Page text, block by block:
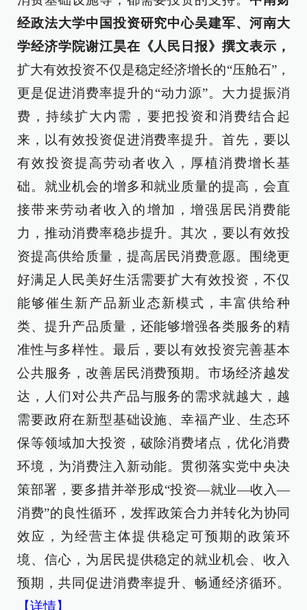
经政法大学中国投资研究中心吴建军、河南大
学经济学院谢江昊在《人民日报》撰文表示，
扩大有效投资不仅是稳定经济增长的“压舱石”，
更是促进消费率提升的“动力源”。大力提振消
费，持续扩大内需，要把投资和消费结合起
来，以有效投资促进消费率提升。首先，要以
有效投资提高劳动者收入，厚植消费增长基
础。就业机会的增多和就业质量的提高，会直
接带来劳动者收入的增加，增强居民消费能
力，推动消费率稳步提升。其次，要以有效投
资提高供给质量，提高居民消费意愿。围绕更
好满足人民美好生活需要扩大有效投资，不仅
能够催生新产品新业态新模式，丰富供给种
类、提升产品质量，还能够增强各类服务的精
准性与多样性。最后，要以有效投资完善基本
公共服务，改善居民消费预期。市场经济越发
达，人们对公共产品与服务的需求就越大，越
需要政府在新型基础设施、幸福产业、生态环
保等领域加大投资，破除消费堵点，优化消费
环境，为消费注入新动能。贯彻落实党中央决
策部署，要多措并举形成“投资—就业—收入—
消费”的良性循环，发挥政策合力并转化为协同
效应，为经营主体提供稳定可预期的政策环
境、信心，为居民提供稳定的就业机会、收入
预期，共同促进消费率提升、畅通经济循环。
【详情】